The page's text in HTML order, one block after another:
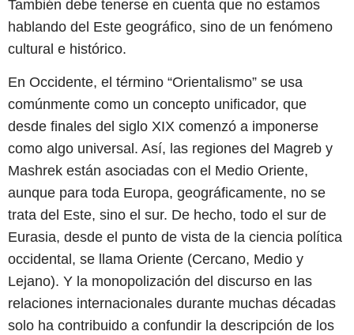
También debe tenerse en cuenta que no estamos
hablando del Este geográfico, sino de un fenómeno
cultural e histórico.
En Occidente, el término “Orientalismo” se usa
comúnmente como un concepto unificador, que
desde finales del siglo XIX comenzó a imponerse
como algo universal. Así, las regiones del Magreb y
Mashrek están asociadas con el Medio Oriente,
aunque para toda Europa, geográficamente, no se
trata del Este, sino el sur. De hecho, todo el sur de
Eurasia, desde el punto de vista de la ciencia política
occidental, se llama Oriente (Cercano, Medio y
Lejano). Y la monopolización del discurso en las
relaciones internacionales durante muchas décadas
solo ha contribuido a confundir la descripción de los